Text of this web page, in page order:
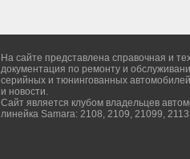
На сайте представлена справочная и
документация по ремонту и
серийных и тюнингованных
и новости.
Сайт является клубом владельцев
линейка Samara: 2108, 2109, 21099,